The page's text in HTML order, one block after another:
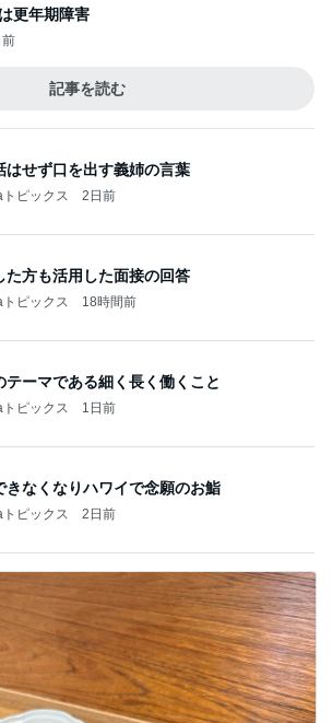
更年期障害
前
記事を読む
はせず口を出す義姉の言葉
ピックス 2日前
た方も活用した面接の回答
ピックス 18時間前
テーマである細く長く働くこと
ピックス 1日前
きなくなりハワイで念願のお鮨
ピックス 2日前